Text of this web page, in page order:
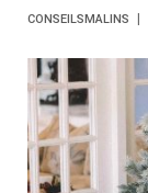
CONSEILSMALINS